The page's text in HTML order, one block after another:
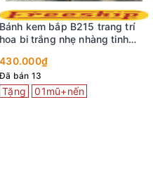
Bánh kem bắp B215 trang trí
hoa bi trắng nhẹ nhàng tinh
430.000₫
Đã bán 13
Tặng 01mũ+nến